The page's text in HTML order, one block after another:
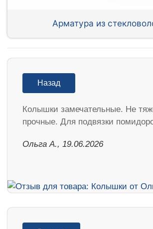
Арматура из
Назад
Колышки замечательные. Не
прочные. Для подвязки
Ольга А., 19.06.2026